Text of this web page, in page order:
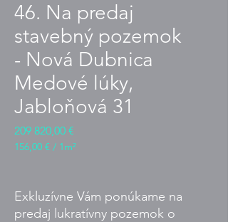
46. Na predaj
stavebný pozemok
- Nová Dubnica
Medové lúky,
Jabloňová 31
209 820,00 €
156,00 € / 1m²
metr
čtvereční
Exkluzívne Vám ponúkame na
predaj lukratívny pozemok o